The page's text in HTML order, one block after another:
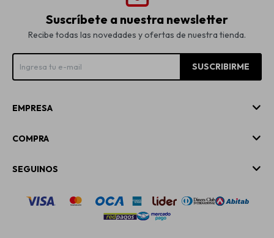
Suscríbete a nuestra newsletter
Recibe todas las novedades y ofertas de nuestra tienda.
SUSCRIBIRME
EMPRESA
COMPRA
SEGUINOS